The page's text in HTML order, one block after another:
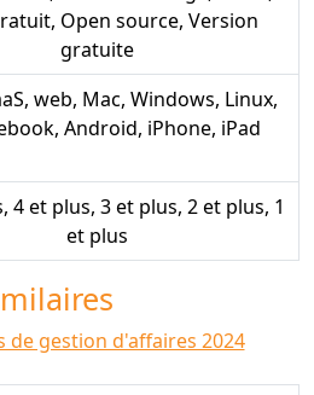
Open source, Version
gratuite
web, Mac, Windows, Linux,
Android, iPhone, iPad
4 et plus, 3 et plus, 2 et plus, 1
et plus
de gestion d'affaires 2024